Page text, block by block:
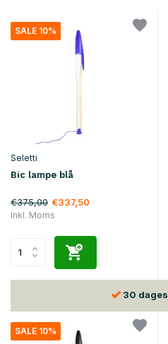
SALE 10%
Seletti
Bic lampe blå
€375,00 €337,50
Inkl. Moms
30 dages
SALE 10%